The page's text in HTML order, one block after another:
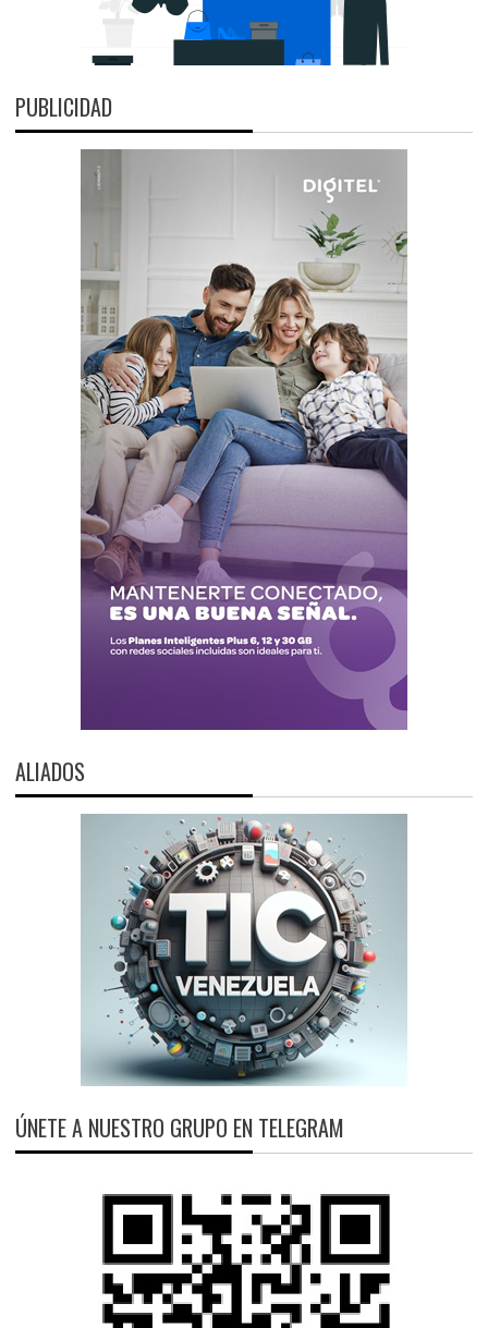
PUBLICIDAD
ALIADOS
ÚNETE A NUESTRO GRUPO EN TELEGRAM